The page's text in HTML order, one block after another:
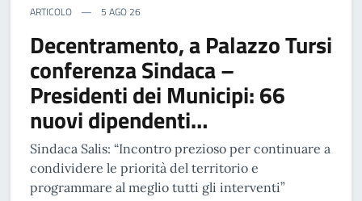
ARTICOLO 5 AGO 26
Decentramento, a Palazzo Tursi
conferenza Sindaca –
Presidenti dei Municipi: 66
nuovi dipendenti…
Sindaca Salis: “Incontro prezioso per continuare a
condividere le priorità del territorio e
programmare al meglio tutti gli interventi”